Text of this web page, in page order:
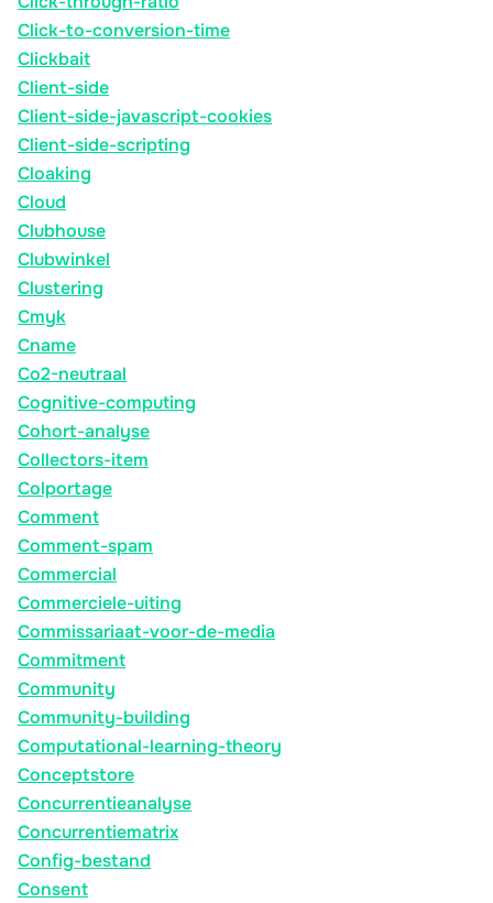
Click-to-conversion-time
Clickbait
Client-side
Client-side-javascript-cookies
Client-side-scripting
Cloaking
Cloud
Clubhouse
Clubwinkel
Clustering
Cmyk
Cname
Co2-neutraal
Cognitive-computing
Cohort-analyse
Collectors-item
Colportage
Comment
Comment-spam
Commercial
Commerciele-uiting
Commissariaat-voor-de-media
Commitment
Community
Community-building
Computational-learning-theory
Conceptstore
Concurrentieanalyse
Concurrentiematrix
Config-bestand
Consent